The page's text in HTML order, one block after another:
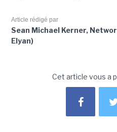
Article rédigé par
Sean Michael Kerner,
Elyan)
Cet article vous a